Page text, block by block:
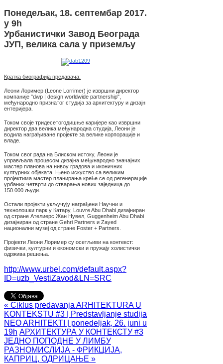
Понедељак, 18. септембар 2017.
у 9h
Урбанистички Завод Београда
ЈУП, велика сала у приземљу
Кратка биографија предавача:
Леони Лоример (Leone Lorrimer) је извршни директор
компаније "dwp | design worldwide partnership",
међународно признатог студија за архитектуру и дизајн
ентеријера.
Током своје тридесетогодишње каријере као извршни
директор два велика међународна студија, Леони је
водила награђиване пројекте за велике корпорације и
владе.
Током свог рада на Блиском истоку, Леони је
управљала процесом дизајна међународно значајних
мастер планова на нивоу градова и иконичних
културних објеката. Њено искуство са великим
пројектима мастер планирања креће се од регенерације
урбаних четврти до стварања нових заједница до
150.000 људи.
Остали пројекти укључују награђени Научни и
технолошки парк у Катару, Louvre Abu Dhabi дизајниран
од стране Ателиерс Жан Нувел, Guggenheim Abu Dhabi
дизајниран од стране Gehri Partners и Zayed
национални музеј од стране Foster + Partners.
Пројекти Леони Лоример су осетљиви на контекст:
физички, културни и економски и пружају холистички
одржива решења.
http://www.urbel.com/default.aspx?
ID=uzb_VestiZavod&LN=SRC
« Ciklus predavanja ARHITEKTURA U
KONTEKSTU #3 | Predstavljanje studija
NEO ARHITEKTI | ponedeljak, 26. juni u
19h АРХИТЕКТУРА У КОНТЕКСТУ #3
ЈЕДНО ПОПОДНЕ У ЛИМБУ
РАЗНОМИСЛИЈА - ФРИКЦИЈА,
КАПРИЦ, ОДРИЦАЊЕ »